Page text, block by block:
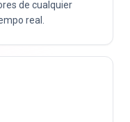
de cualquier
real.